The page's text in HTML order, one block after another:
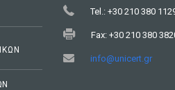
Tel.: +30 210 380
Fax: +30 210 380
info@unicert.gr